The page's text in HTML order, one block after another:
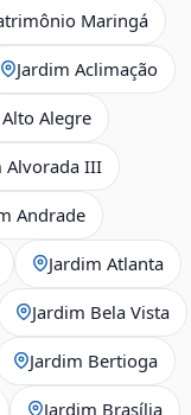
Maringá
Jardim Aclimação
Alegre
Alvorada III
Andrade
Jardim Atlanta
Jardim Bela Vista
Jardim Bertioga
Jardim Brasília